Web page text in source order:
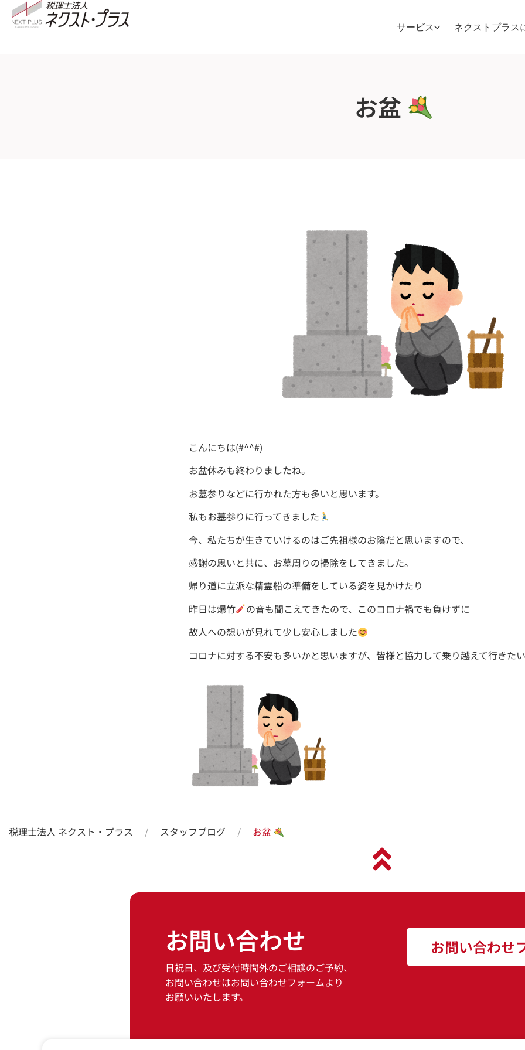
サービス ネクストプラス
お盆
こんにちは(#^^#)
お盆休みも終わりましたね。
お墓参りなどに行かれた方も多いと思います。
私もお墓参りに行ってきました
今、私たちが生きていけるのはご先祖様のお陰だと思いますので、
感謝の思いと共に、お墓周りの掃除をしてきました。
帰り道に立派な精霊船の準備をしている姿を見かけたり
昨日は爆竹
の音も聞こえてきたので、このコロナ禍でも負けずに
故人への想いが見れて少し安心しました
コロナに対する不安も多いかと思いますが、皆様と協力して乗り越えて行きた
税理士法人 ネクスト・プラス スタッフブログ お盆
お問い合わせ
日祝日、及び受付時間外のご相談のご予約、
お問い合わせはお問い合わせフォームより
お願いいたします。
お問い合わせ